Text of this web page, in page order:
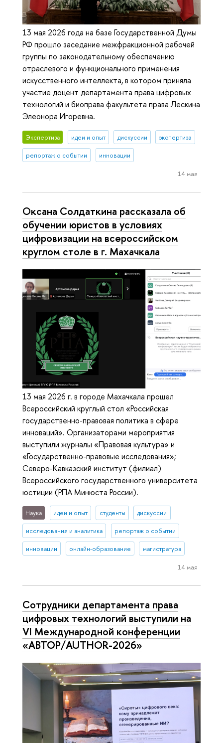
13 мая 2026 года на базе Государственной Думы
РФ прошло заседание межфракционной рабочей
группы по законодательному обеспечению
отраслевого и функционального применения
искусственного интеллекта, в котором приняла
участие доцент департамента права цифровых
технологий и биоправа факультета права Лескина
Элеонора Игоревна.
Экспертиза идеи и опыт дискуссии экспертиза
репортаж о событии инновации
14 мая
Оксана Солдаткина рассказала об
обучении юристов в условиях
цифровизации на всероссийском
круглом столе в г. Махачкала
13 мая 2026 г. в городе Махачкала прошел
Всероссийский круглый стол «Российская
государственно-правовая политика в сфере
инноваций». Организаторами мероприятия
выступили журналы «Правовая культура» и
«Государственно-правовые исследования»;
Северо-Кавказский институт (филиал)
Всероссийского государственного университета
юстиции (РПА Минюста России).
Наука идеи и опыт студенты дискуссии
исследования и аналитика репортаж о событии
инновации онлайн-образование магистратура
14 мая
Сотрудники департамента права
цифровых технологий выступили на
VI Международной конференции
«АВТОР/AUTHOR-2026»